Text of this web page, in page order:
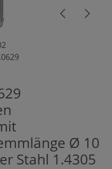
Ø 10
Stahl 1.4305